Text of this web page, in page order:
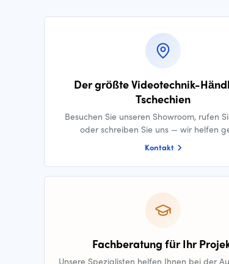
Der größte Videotechnik-
Tschechien
Besuchen Sie unseren Showroom, rufen
oder schreiben Sie uns — wir helfen
Kontakt
Fachberatung für Ihr
Unsere Spezialisten helfen Ihnen bei der